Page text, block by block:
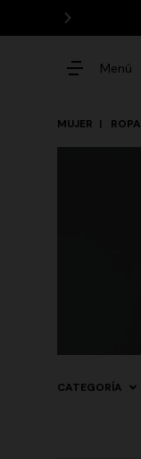
Menú
MUJER ROPA
CATEGORÍA